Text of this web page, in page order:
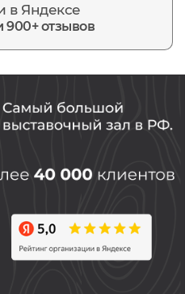
в Яндексе
900+ отзывов